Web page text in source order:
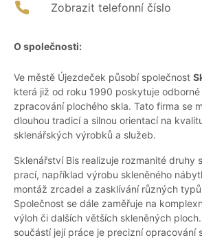
Zobrazit telefonní číslo
O společnosti:
Ve městě Újezdeček působí společnost
která již od roku 1990 poskytuje
zpracování plochého skla. Tato firma se
dlouhou tradicí a silnou orientací na
sklenářských výrobků a služeb.
Sklenářství Bis realizuje rozmanité druhy
prací, například výrobu skleněného
montáž zrcadel a zasklívání různých
Společnost se dále zaměřuje na
výloh či dalších větších skleněných
součástí její práce je precizní opracování